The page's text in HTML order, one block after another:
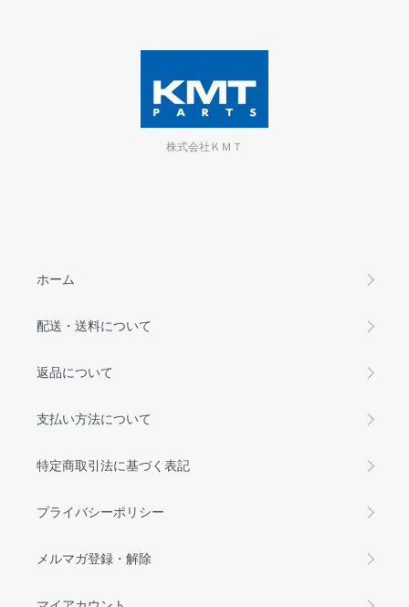
株式会社ＫＭＴ
ホーム
配送・送料について
返品について
支払い方法について
特定商取引法に基づく表記
プライバシーポリシー
メルマガ登録・解除